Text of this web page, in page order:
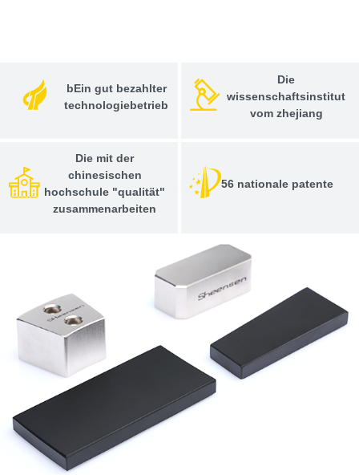
bEin gut bezahlter
technologiebetrieb
Die
wissenschaftsinstitut
vom zhejiang
Die mit der
chinesischen
hochschule "qualität"
zusammenarbeiten
56 nationale patente